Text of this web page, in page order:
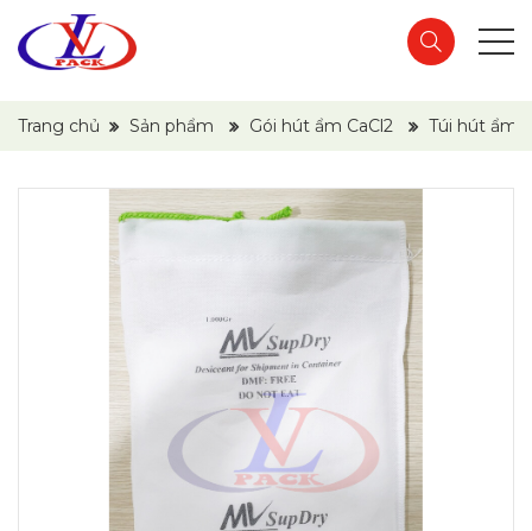
Trang chủ Sản phẩm Gói hút ẩm CaCl2 Túi hút ẩm